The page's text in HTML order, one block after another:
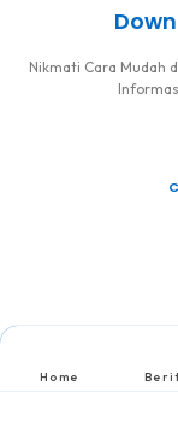
Nikmati Cara Mudah
Home